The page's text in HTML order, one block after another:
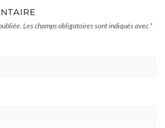
Les champs obligatoires sont indiqués avec *